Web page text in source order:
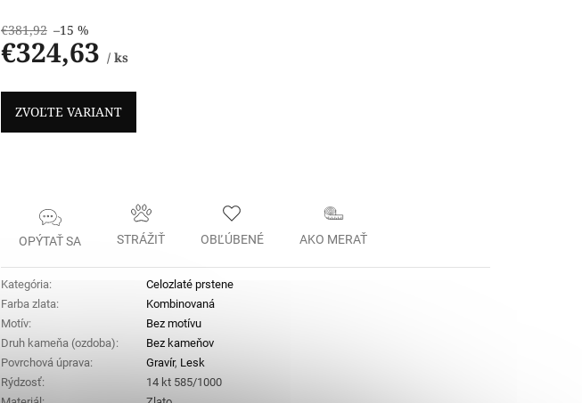
€381,92 –15 %
€324,63 / ks
ZVOĽTE VARIANT
OPÝTAŤ SA STRÁŽIŤ OBĽÚBENÉ AKO MERAŤ
Kategória:
Celozlaté prstene
Farba zlata:
Kombinovaná
Motív:
Bez motívu
Druh kameňa (ozdoba):
Bez kameňov
Povrchová úprava: Gravír, Lesk
Rýdzosť:
14 kt 585/1000